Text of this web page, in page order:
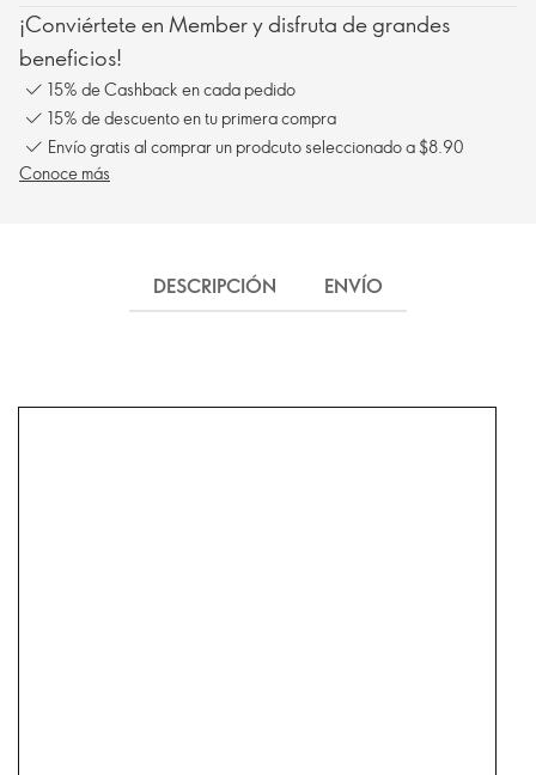
¡Conviértete en Member y disfruta de grandes
beneficios!
15% de Cashback en cada pedido
15% de descuento en tu primera compra
Envío gratis al comprar un prodcuto seleccionado a $8.90
Conoce más
DESCRIPCIÓN ENVÍO